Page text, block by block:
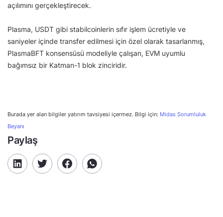
açılımını gerçekleştirecek.
Plasma, USDT gibi stabilcoinlerin sıfır işlem ücretiyle ve
saniyeler içinde transfer edilmesi için özel olarak tasarlanmış,
PlasmaBFT konsensüsü modeliyle çalışan, EVM uyumlu
bağımsız bir Katman-1 blok zinciridir.
Burada yer alan bilgiler yatırım tavsiyesi içermez. Bilgi için: Midas Sorumluluk
Beyanı
Paylaş